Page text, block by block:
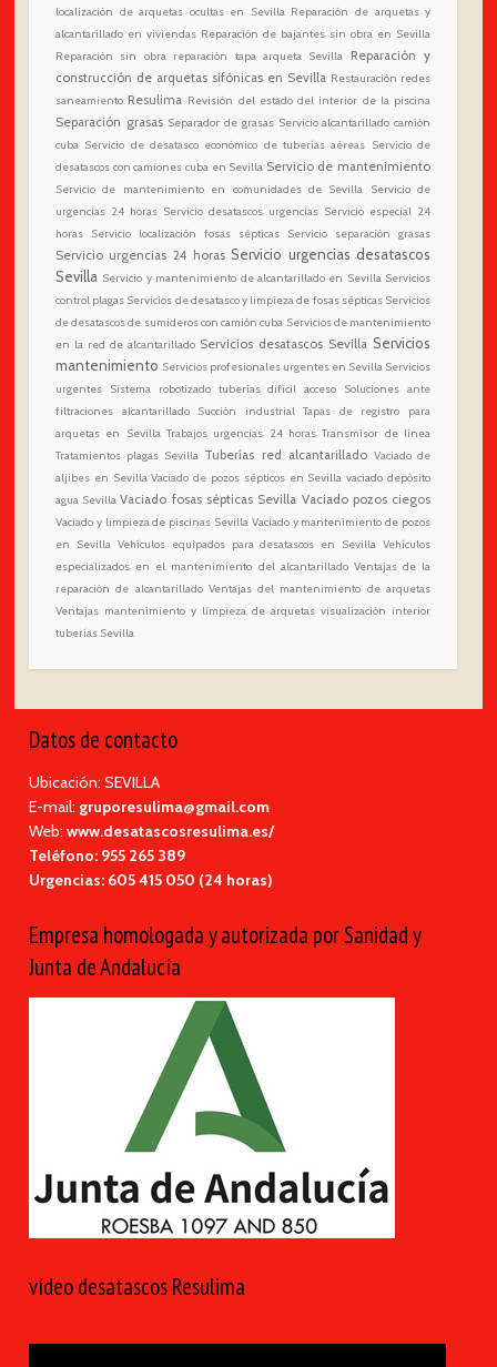
localización de arquetas ocultas en Sevilla Reparación de arquetas y
alcantarillado en viviendas Reparación de bajantes sin obra en Sevilla
Reparación sin obra reparación tapa arqueta Sevilla
Reparación y
construcción de arquetas sifónicas en Sevilla Restauración redes
saneamiento Resulima Revisión del estado del interior de la piscina
Separación grasas Separador de grasas Servicio alcantarillado camión
cuba Servicio de desatasco económico de tuberías aéreas Servicio de
desatascos con camiones cuba en Sevilla Servicio de mantenimiento
Servicio de mantenimiento en comunidades de Sevilla
Servicio de
urgencias 24 horas Servicio desatascos urgencias Servicio especial 24
horas
Servicio localización fosas sépticas Servicio separación grasas
Servicio urgencias 24 horas Servicio urgencias desatascos
Sevilla Servicio y mantenimiento de alcantarillado en Sevilla Servicios
control plagas Servicios de desatasco y limpieza de fosas sépticas Servicios
de desatascos de sumideros con camión cuba Servicios de mantenimiento
en la red de alcantarillado Servicios desatascos Sevilla Servicios
mantenimiento Servicios profesionales urgentes en Sevilla Servicios
urgentes
Sistema robotizado tuberías difícil acceso
Soluciones ante
filtraciones alcantarillado
Succión industrial Tapas de registro para
arquetas en Sevilla Trabajos urgencias 24 horas Transmisor de línea
Tratamientos plagas Sevilla Tuberías red alcantarillado Vaciado de
aljibes en Sevilla Vaciado de pozos sépticos en Sevilla vaciado depósito
agua Sevilla Vaciado fosas sépticas Sevilla Vaciado pozos ciegos
Vaciado y limpieza de piscinas Sevilla Vaciado y mantenimiento de pozos
en Sevilla Vehículos equipados para desatascos en Sevilla Vehículos
especializados en el mantenimiento del alcantarillado Ventajas de la
reparación de alcantarillado Ventajas del mantenimiento de arquetas
Ventajas mantenimiento y limpieza de arquetas visualización interior
tuberías Sevilla
Datos de contacto
Ubicación: SEVILLA
E-mail: gruporesulima@gmail.com
Web: www.desatascosresulima.es/
Teléfono: 955 265 389
Urgencias: 605 415 050 (24 horas)
Empresa homologada y autorizada por Sanidad y
Junta de Andalucía
vídeo desatascos Resulima